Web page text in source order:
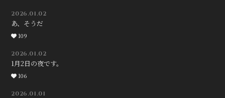
2026.01.02
あ、そうだ
109
2026.01.02
1月2日の夜です。
106
2026.01.01